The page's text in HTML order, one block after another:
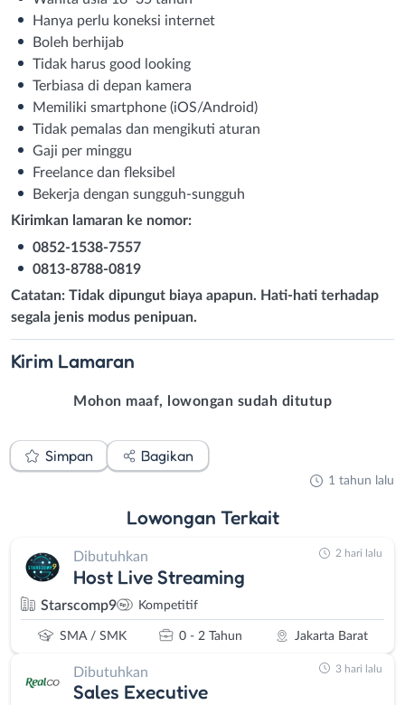
Hanya perlu koneksi internet
Boleh berhijab
Tidak harus good looking
Terbiasa di depan kamera
Memiliki smartphone (iOS/Android)
Tidak pemalas dan mengikuti aturan
Gaji per minggu
Freelance dan fleksibel
Bekerja dengan sungguh-sungguh
Kirimkan lamaran ke nomor:
0852-1538-7557
0813-8788-0819
Catatan: Tidak dipungut biaya apapun. Hati-hati terhadap
segala jenis modus penipuan.
Kirim Lamaran
Mohon maaf, lowongan sudah ditutup
Simpan Bagikan
1 tahun lalu
Lowongan Terkait
Dibutuhkan
Host Live Streaming
Starscomp9 Kompetitif
SMA / SMK 0 - 2 Tahun Jakarta Barat
2 hari lalu
Dibutuhkan
Sales Executive
3 hari lalu